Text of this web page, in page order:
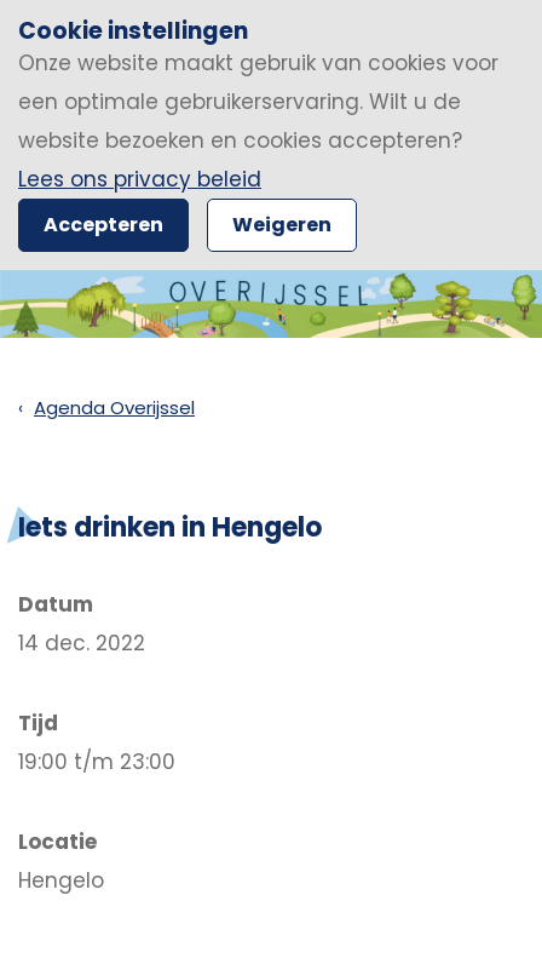
Cookie instellingen
Onze website maakt gebruik van cookies voor
een optimale gebruikerservaring. Wilt u de
website bezoeken en cookies accepteren?
Lees ons privacy beleid
Accepteren Weigeren
Agenda Overijssel
Iets drinken in Hengelo
Datum
14 dec. 2022
Tijd
19:00 t/m 23:00
Locatie
Hengelo